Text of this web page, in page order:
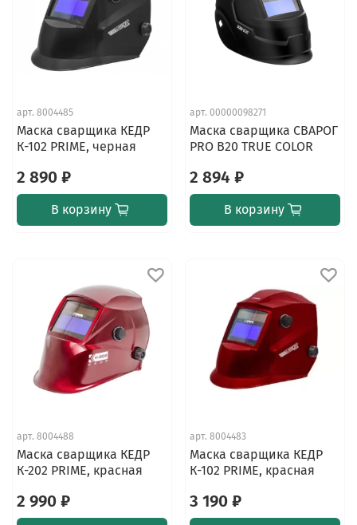
арт. 8004485
Маска сварщика КЕДР
К-102 PRIME, черная
2 890 ₽
В корзину
арт. 00000098271
Маска сварщика СВАРОГ
PRO B20 TRUE COLOR
2 894 ₽
В корзину
арт. 8004488
Маска сварщика КЕДР
К-202 PRIME, красная
2 990 ₽
арт. 8004483
Маска сварщика КЕДР
К-102 PRIME, красная
3 190 ₽